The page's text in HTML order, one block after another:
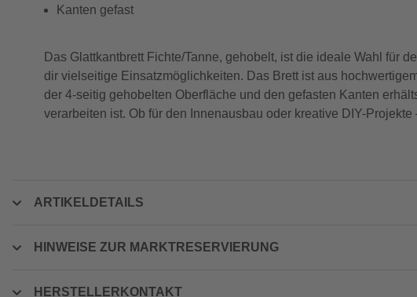
Kanten gefast
Das Glattkantbrett Fichte/Tanne, gehobelt, ist die ideale Wahl für
dir vielseitige Einsatzmöglichkeiten. Das Brett ist aus
der 4-seitig gehobelten Oberfläche und den gefasten Kanten
verarbeiten ist. Ob für den Innenausbau oder kreative DIY-
ARTIKELDETAILS
HINWEISE ZUR MARKTRESERVIERUNG
HERSTELLERKONTAKT